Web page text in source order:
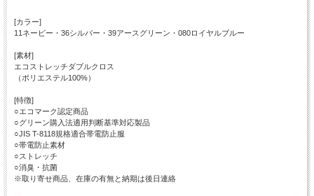
[カラー]
11ネービー・36シルバー・39アースグリーン・080ロイヤルブルー
[素材]
エコストレッチダブルクロス
（ポリエステル100%）
[特徴]
○エコマーク認定商品
○グリーン購入法適用判断基準対応製品
○JIS T-8118規格適合帯電防止服
○帯電防止素材
○ストレッチ
○消臭・抗菌
※取り寄せ商品、在庫の有無と納期は後日連絡